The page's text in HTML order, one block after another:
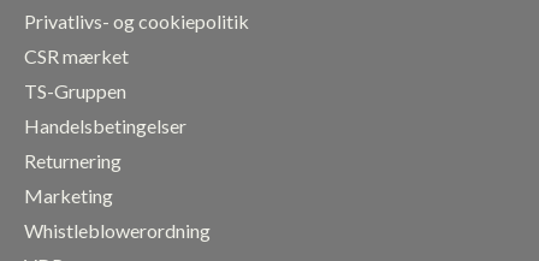
Privatlivs- og cookiepolitik
CSR mærket
TS-Gruppen
Handelsbetingelser
Returnering
Marketing
Whistleblowerordning